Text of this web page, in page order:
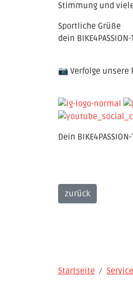
Stimmung und
Sportliche Grüße
dein
📷 Verfolge unsere
Dein
zurück
Startseite